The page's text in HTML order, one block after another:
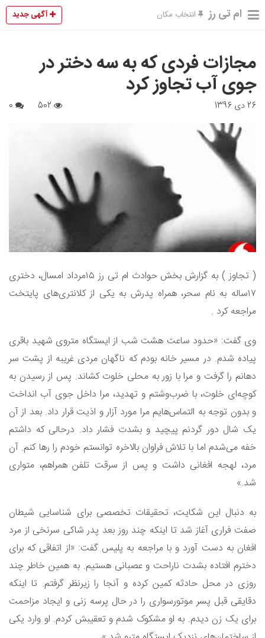
ام تی رز انتخاب مکان آگهی جدید
مجازات فردی که به سه دختر در
جوی آب تجاوز کرد
26 دی 1396
( تجاوز ) به گزارش بخش حوادث ام تی رز ۱۵مرداد امسال، دختری
۱۷ساله به نام سحر، همراه پدرش به یکی از کلانتری‌های پایتخت
مراجعه کرد .
وی گفت: «حدود ساعت هشت شب از ایستگاه متروی شهید باقری
پیاده شدم. در مسیر خانه بودم که ناگهان مردی غریبه از پشت سر
دهانم را گرفت و مرا با زور به محلی خلوت کشاند. پس از رسیدن به
کوچه‌ای خلوت، با ضرب‌و‌شتم و تهدید، مرا داخل جوی آب انداخت
و بدون توجه به التماس‌هایم مرا مورد آزار و اذیت قرار داد. بعد از آن
یک شال دور گردنم پیچید و بشدت فشار داد. درحالی که داشتم
خفه می‌شدم اما با تلاش فراوان بالاخره توانستم خودم را رها کنم. آن
مرد، لهجه افغانی داشت و پس از سرقت تلفن همراهم، متواری
شد.»
به دنبال این شکایت، تحقیقات تخصصی برای شناسایی شیطان
صفت فراری آغاز شد تا اینکه چند روز بعد پدر شاکی سرنخی از مرد
افغان به‌ دست آورد و با مراجعه به پلیس گفت: «از اتفاقی که برای
دخترم افتاده بشدت ناراحت و عصبانی هستیم. به همین خاطر چند
روزی در محل حادثه کمین کرده و آنجا را زیرنظر گرفتم. تا اینکه
دقایقی قبل پسر موتورسواری را در حال پرسه زنی و ایجاد مزاحمت
برای یک زن دیدم. به او مشکوک شدم و تعقیبش کردم. او وارد یکی